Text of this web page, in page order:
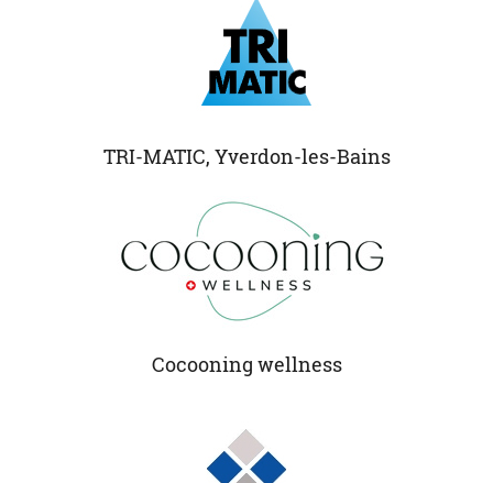
TRI-MATIC, Yverdon-les-Bains
Cocooning wellness